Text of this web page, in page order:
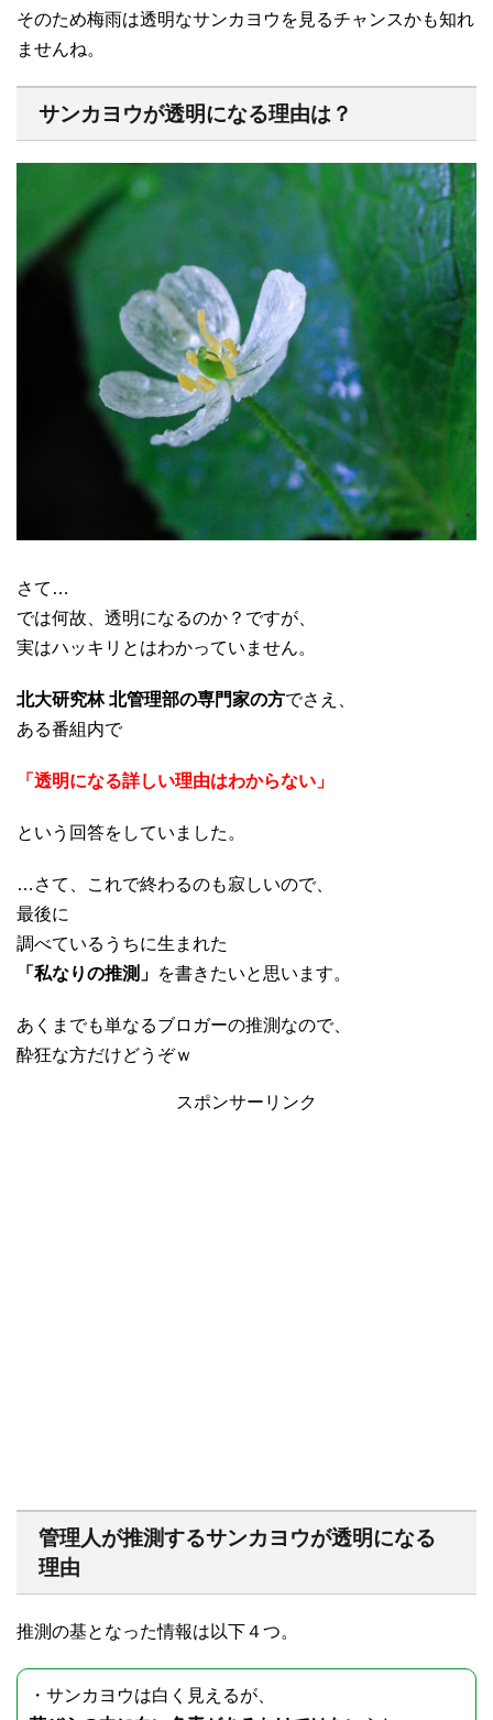
そのため梅雨は透明なサンカヨウを見るチャンスかも知れ
ませんね。
サンカヨウが透明になる理由は？
さて…
では何故、透明になるのか？ですが、
実はハッキリとはわかっていません。
北大研究林 北管理部の専門家の方でさえ、
ある番組内で
「透明になる詳しい理由はわからない」
という回答をしていました。
…さて、これで終わるのも寂しいので、
最後に
調べているうちに生まれた
「私なりの推測」 を書きたいと思います。
あくまでも単なるブロガーの推測なので、
酔狂な方だけどうぞｗ
スポンサーリンク
管理人が推測するサンカヨウが透明になる
理由
推測の基となった情報は以下４つ。
・サンカヨウは白く見えるが、